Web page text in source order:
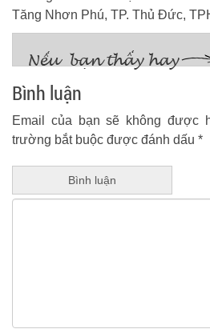
Tăng Nhơn Phú, TP. Thủ Đức,
Bình luận
Email của bạn sẽ không được
trường bắt buộc được đánh dấu *
Bình luận